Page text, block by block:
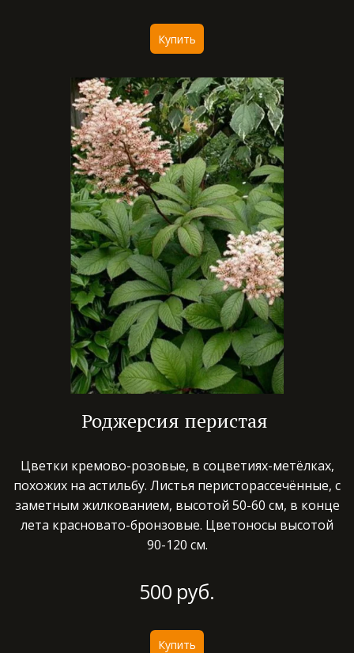
Купить
Роджерсия перистая
Цветки кремово-розовые, в соцветиях-метёлках,
похожих на астильбу. Листья перисторассечённые, с
заметным жилкованием, высотой 50-60 см, в конце
лета красновато-бронзовые. Цветоносы высотой
90-120 см.
500 руб.
Купить